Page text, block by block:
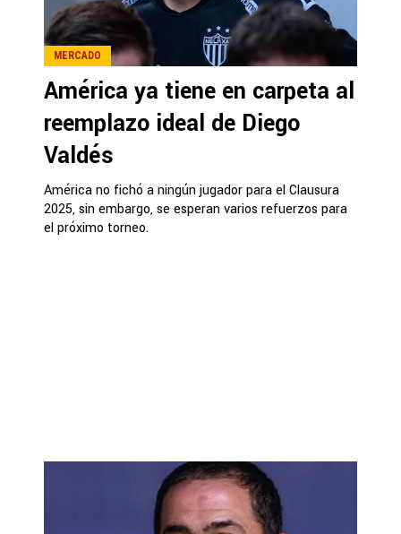
MERCADO
América ya tiene en carpeta al
reemplazo ideal de Diego
Valdés
América no fichó a ningún jugador para el Clausura
2025, sin embargo, se esperan varios refuerzos para
el próximo torneo.